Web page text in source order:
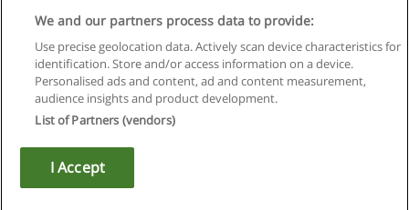
Regulamin
Polityka ochrony danych osobowych
Copyright © Educaedu Business S.L. - CIF : B-95610580: -
We and our partners process data to provide:
Use precise geolocation data. Actively scan device characteristics for
identification. Store and/or access information on a device.
Personalised ads and content, ad and content measurement,
audience insights and product development.
List of Partners (vendors)
I Accept